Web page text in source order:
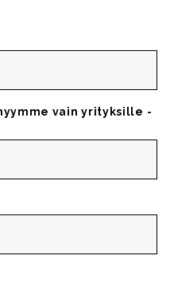
vain yrityksille -